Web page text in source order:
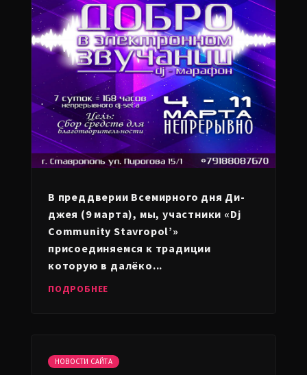
В преддверии Всемирного дня Ди-
джея (9 марта), мы, участники «Dj
Community Stavropol’»
присоединяемся к традиции
которую в далёко...
ПОДРОБНЕЕ
НОВОСТИ САЙТА